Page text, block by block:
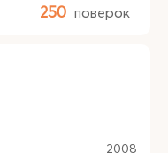
250 поверок
2008